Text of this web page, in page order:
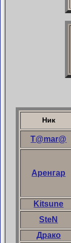
Ник
T@mar@
Аренгар
Kitsune
SteN
Драко